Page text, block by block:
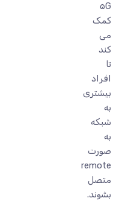
۵G
کمک
می
کند
تا
افراد
بیشتری
به
شبکه
به
صورت
remote
متصل
بشوند.